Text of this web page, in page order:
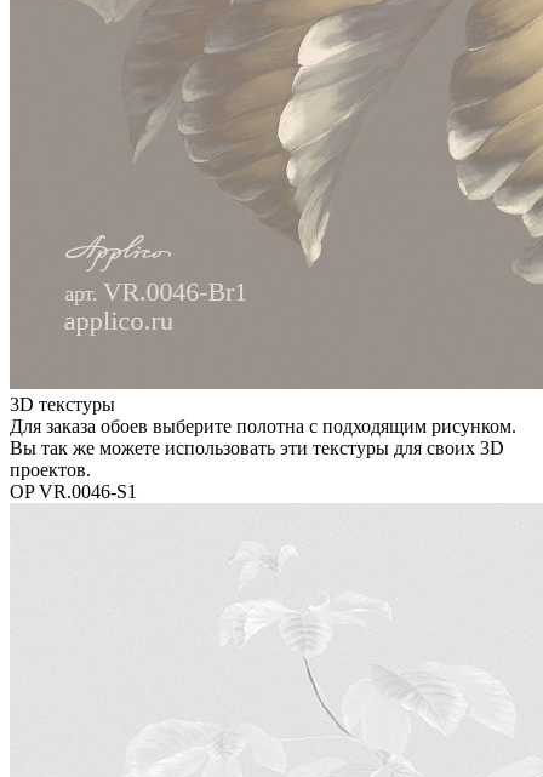
3D текстуры
Для заказа обоев выберите полотна с подходящим рисунком.
Вы так же можете использовать эти текстуры для своих 3D
проектов.
OP VR.0046-S1